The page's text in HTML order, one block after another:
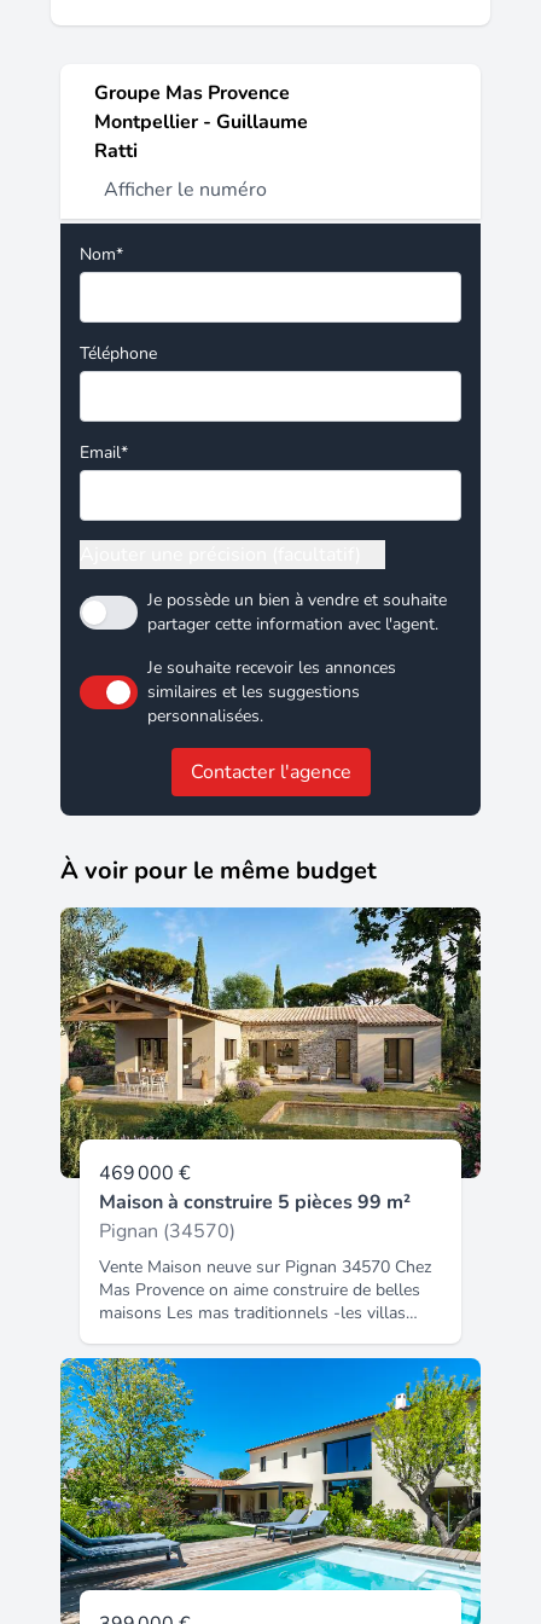
Groupe Mas Provence
Montpellier - Guillaume
Ratti
Afficher le numéro
Nom*
Téléphone
Email*
Je possède un bien à vendre et souhaite
partager cette information avec l'agent.
Je souhaite recevoir les annonces
similaires et les suggestions
personnalisées.
Contacter l'agence
À voir pour le même budget
469 000 €
Maison à construire 5 pièces 99 m²
Pignan (34570)
Vente Maison neuve sur Pignan 34570 Chez
Mas Provence on aime construire de belles
maisons Les mas traditionnels -les villas
nos architectes. Déposer des permis, obtenir
des permis Les études de sol, les études
béton, les études thermiques. Le savoir-faire
de nos Artisans Livrer des maisons certifiées
NF Les garanties, les assurances, le SAV
L'innovation, la qualité, la pérennité. Mas
Provence vous invite à découvrir un projet
unique sur un terrain de 980 m² parfait pour
concevoir votre maison. Nous vous
proposons de réaliser une villa de 170 m²,
spacieuse, lumineuse non énergivore. Bien
plus qu'une maison. Une grande terrasse